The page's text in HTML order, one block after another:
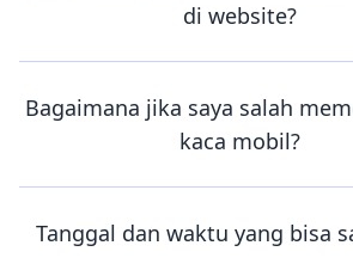
di website?
Bagaimana jika saya salah
kaca mobil?
Tanggal dan waktu yang bisa